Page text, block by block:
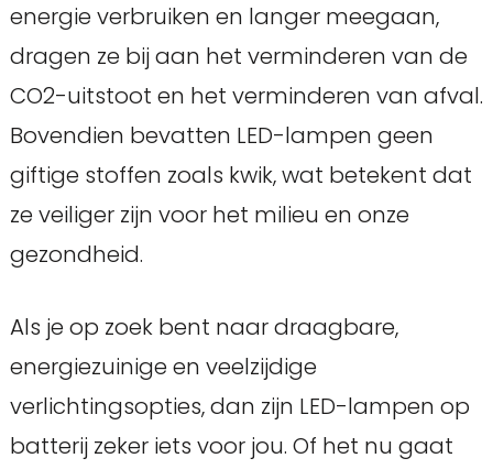
energie verbruiken en langer meegaan,
dragen ze bij aan het verminderen van de
CO2-uitstoot en het verminderen van afval.
Bovendien bevatten LED-lampen geen
giftige stoffen zoals kwik, wat betekent dat
ze veiliger zijn voor het milieu en onze
gezondheid.
Als je op zoek bent naar draagbare,
energiezuinige en veelzijdige
verlichtingsopties, dan zijn LED-lampen op
batterij zeker iets voor jou. Of het nu gaat